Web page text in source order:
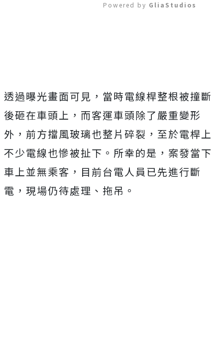
Powered by GliaStudios
透過曝光畫面可見，當時電線桿整根被撞斷
後砸在車頭上，而客運車頭除了嚴重變形
外，前方擋風玻璃也整片碎裂，至於電桿上
不少電線也慘被扯下。所幸的是，案發當下
車上並無乘客，目前台電人員已先進行斷
電，現場仍待處理、拖吊。